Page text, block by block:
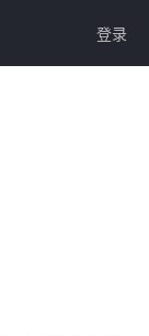
登录